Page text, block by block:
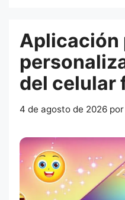
Aplicación
del celular
4 de agosto de 2026 por